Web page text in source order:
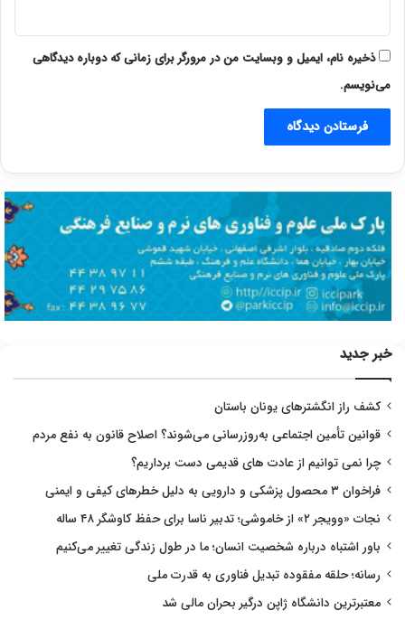
ذخیره نام، ایمیل و وبسایت من در مرورگر برای زمانی که دوباره دیدگاهی
می‌نویسم.
خبر جدید
کشف راز انگشترهای یونان باستان
قوانین تأمین اجتماعی به‌روزرسانی می‌شوند؟ اصلاح قانون به نفع مردم
چرا نمی توانیم از عادت های قدیمی دست برداریم؟
فراخوان ۳ محصول پزشکی و دارویی به دلیل خطرهای کیفی و ایمنی
نجات «وویجر ۲» از خاموشی؛ تدبیر ناسا برای حفظ کاوشگر ۴۸ ساله
باور اشتباه درباره شخصیت انسان؛ ما در طول زندگی تغییر می‌کنیم
رسانه؛ حلقه مفقوده تبدیل فناوری به قدرت ملی
معتبرترین دانشگاه ژاپن درگیر بحران مالی شد